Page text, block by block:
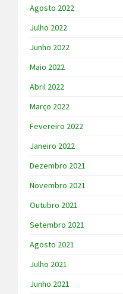
Agosto 2022
Julho 2022
Junho 2022
Maio 2022
Abril 2022
Março 2022
Fevereiro 2022
Janeiro 2022
Dezembro 2021
Novembro 2021
Outubro 2021
Setembro 2021
Agosto 2021
Julho 2021
Junho 2021